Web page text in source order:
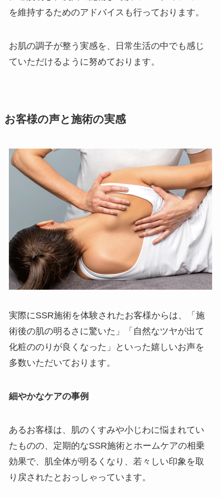
を維持するためのアドバイスも行っております。
お肌の調子が整う実感を、日常生活の中でも感じ
ていただけるように努めております。
お客様の声と施術の実感
実際にSSR施術を体験されたお客様からは、「施
術後の肌の明るさに驚いた」「自然なツヤが出て
化粧ののりが良くなった」といった嬉しいお声を
多数いただいております。
細やかなケアの事例
あるお客様は、肌のくすみや小じわに悩まれてい
たものの、定期的なSSR施術とホームケアの相乗
効果で、肌全体が明るくなり、若々しい印象を取
り戻されたとおっしゃっています。